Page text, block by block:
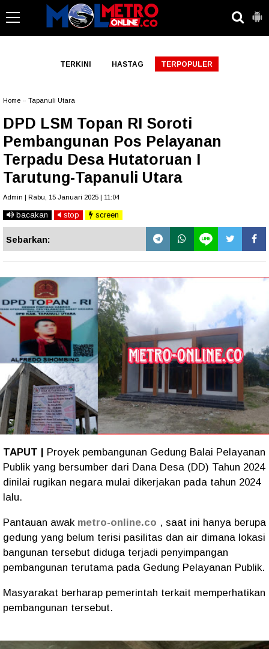
TERKINI HASTAG TERPOPULER
Home Tapanuli Utara
DPD LSM Topan RI Soroti
Pembangunan Pos Pelayanan
Terpadu Desa Hutatoruan I
Tarutung-Tapanuli Utara
Admin | Rabu, 15 Januari 2025 | 11:04
bacakan stop screen
Sebarkan:
TAPUT | Proyek pembangunan Gedung Balai Pelayanan
Publik yang bersumber dari Dana Desa (DD) Tahun 2024
dinilai rugikan negara mulai dikerjakan pada tahun 2024
lalu.
Pantauan awak metro-online.co , saat ini hanya berupa
gedung yang belum terisi pasilitas dan air dimana lokasi
bangunan tersebut diduga terjadi penyimpangan
pembangunan terutama pada Gedung Pelayanan Publik.
Masyarakat berharap pemerintah terkait memperhatikan
pembangunan tersebut.